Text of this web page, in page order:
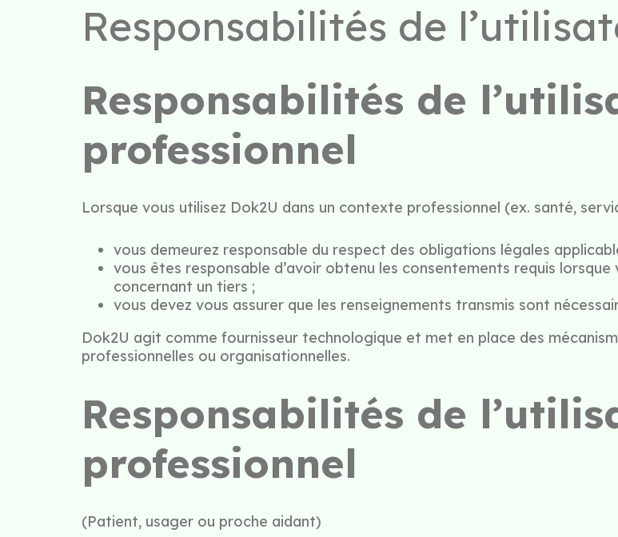
Responsabilités de
Responsabilités de
professionnel
Lorsque vous utilisez Dok2U dans un contexte professionnel (ex. santé,
vous demeurez responsable du respect des obligations légales
vous êtes responsable d’avoir obtenu les consentements requis
concernant un tiers ;
vous devez vous assurer que les renseignements transmis sont
Dok2U agit comme fournisseur technologique et met en place des
professionnelles ou organisationnelles.
Responsabilités de
professionnel
(Patient, usager ou proche aidant)